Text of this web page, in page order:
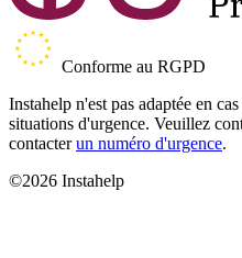
Conforme au RGPD
Instahelp n'est pas adaptée en
situations d'urgence. Veuillez
contacterun numéro d'urgence.
©2026 Instahelp